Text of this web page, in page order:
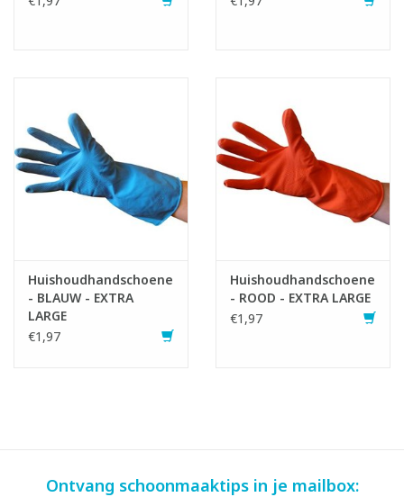
Huishoudhandschoenen
- BLAUW - EXTRA
LARGE
€1,97
Huishoudhandschoenen
- ROOD - EXTRA LARGE
€1,97
Ontvang schoonmaaktips in je mailbox: